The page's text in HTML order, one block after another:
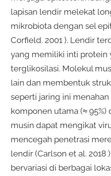
lapisan lendir melekat
mikrobiota dengan sel
Corfield. 2001 ). Lendir
yang memiliki inti protein
terglikosilasi. Molekul
lain dan membentuk
seperti jaring ini menahan
komponen utama (≈
musin dapat mengikat
mencegah penetrasi
lendir (Carlson et al. 2018
bervariasi di berbagai